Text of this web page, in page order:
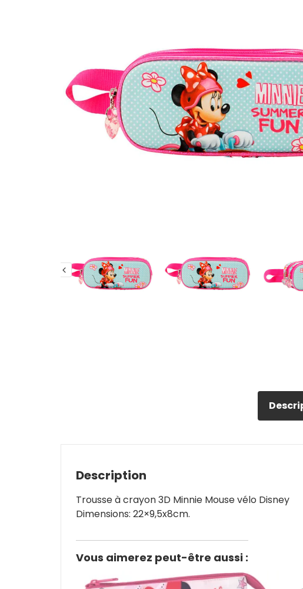
Description
Trousse à crayon 3D Minnie Mouse vélo Disney
Dimensions: 22×9,5x8cm.
Vous aimerez peut-être aussi :